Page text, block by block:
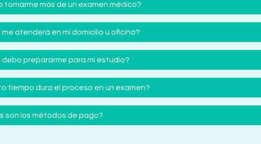
tomarme más de un examen médico?
me atenderá en mi domicilio u oficina?
debo prepararme para mi estudio?
tiempo dura el proceso en un examen?
son los métodos de pago?